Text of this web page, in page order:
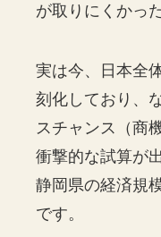
が取りにくかっ
実は今、日本全
刻化しており、
スチャンス（商
衝撃的な試算が
静岡県の経済規
です。